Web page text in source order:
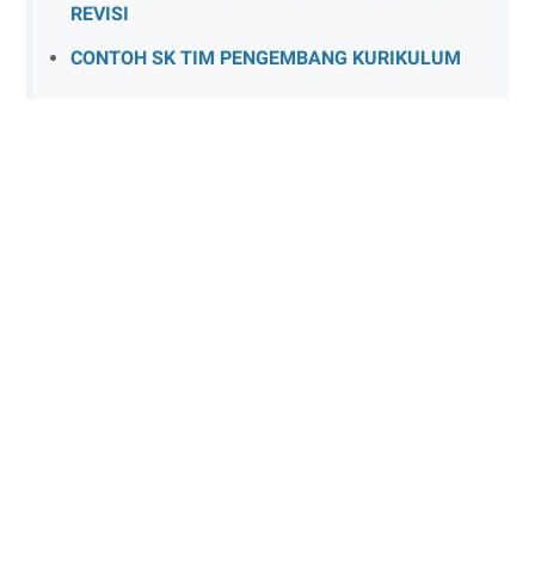
REVISI
CONTOH SK TIM PENGEMBANG KURIKULUM